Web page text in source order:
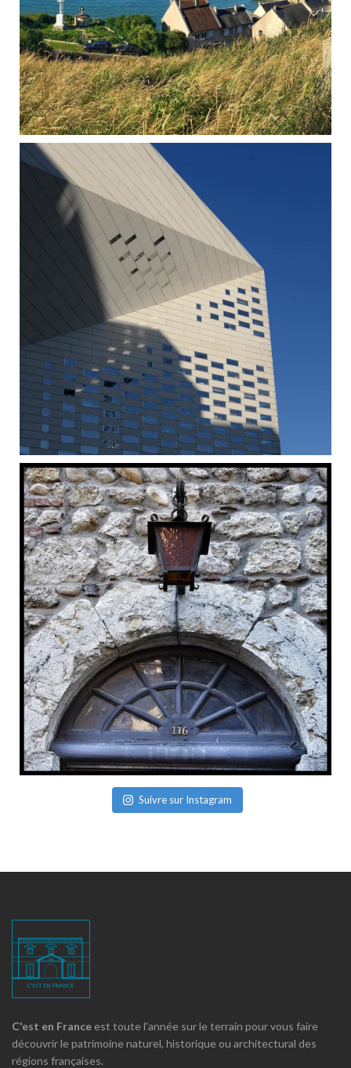
Suivre sur Instagram
C'est en France est toute l'année sur le terrain pour vous faire
découvrir le patrimoine naturel, historique ou architectural des
régions françaises.